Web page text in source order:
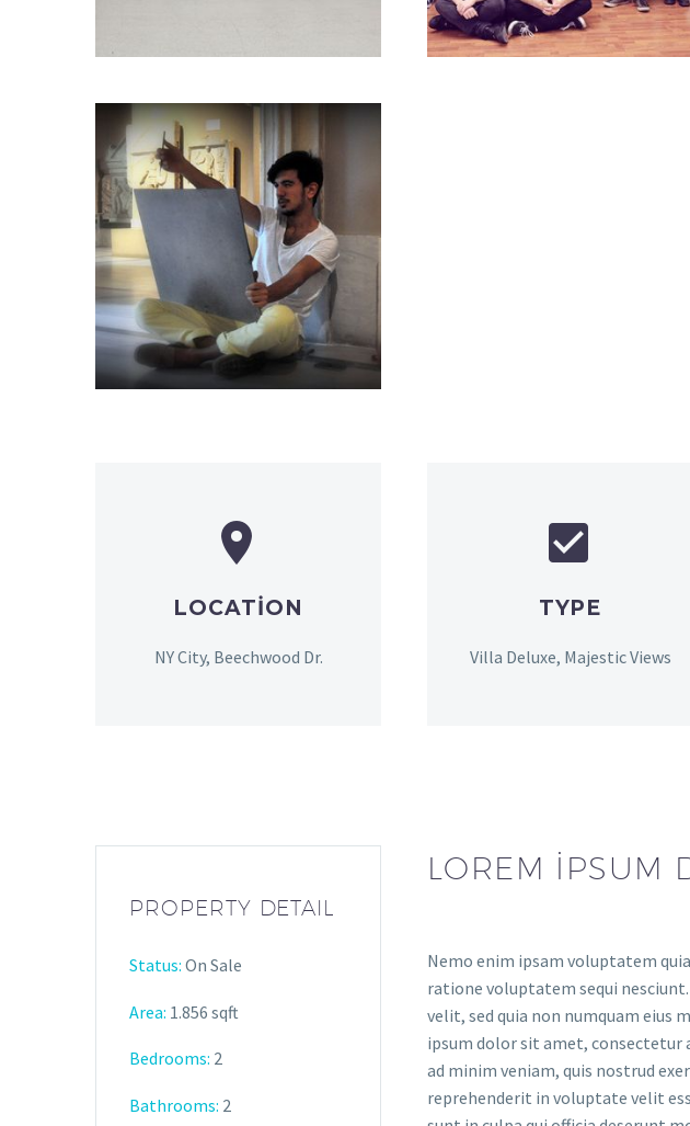


LOCATION
NY City, Beechwood Dr.


TYPE
Villa Deluxe, Majestic Views
PROPERTY DETAIL
Status: On Sale
Area: 1.856 sqft
Bedrooms: 2
Bathrooms: 2
LOREM IPSUM
Nemo enim ipsam voluptatem
ratione voluptatem sequi
velit, sed quia non numquam eius
ipsum dolor sit amet, consectetur
ad minim veniam, quis nostrud
reprehenderit in voluptate velit